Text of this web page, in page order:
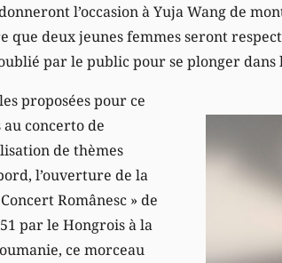
l’occasion à Yuja Wang de
que deux jeunes femmes seront
par le public pour se plonger dans
proposées pour ce
concerto de
de thèmes
l’ouverture de la
Românesc » de
par le Hongrois à la
ce morceau